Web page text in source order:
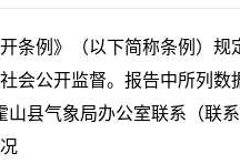
条例》（以下简称条例）
会公开监督。报告中所列数
县气象局办公室联系（联